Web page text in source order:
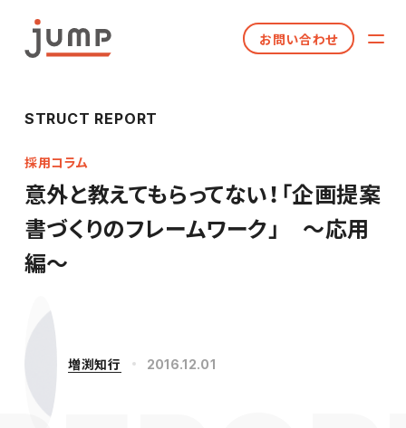
お問い合わせ
STRUCT REPORT
採用コラム
意外と教えてもらってない！「企画提案
書づくりのフレームワーク」 ～応用
編～
増渕知行 2016.12.01